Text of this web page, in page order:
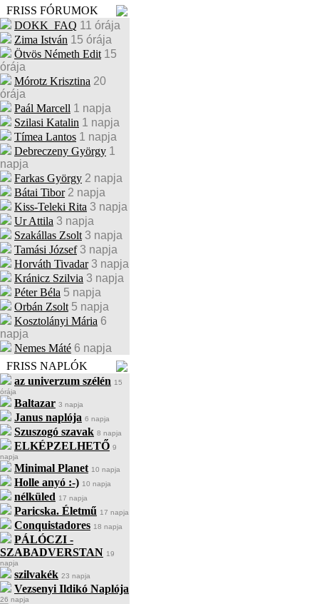
FRISS FÓRUMOK
DOKK_FAQ 11 órája
Zima István 15 órája
Ötvös Németh Edit 15
órája
Mórotz Krisztina 20
órája
Paál Marcell 1 napja
Szilasi Katalin 1 napja
Tímea Lantos 1 napja
Debreczeny György 1
napja
Farkas György 2 napja
Bátai Tibor 2 napja
Kiss-Teleki Rita 3 napja
Ur Attila 3 napja
Szakállas Zsolt 3 napja
Tamási József 3 napja
Horváth Tivadar 3 napja
Kránicz Szilvia 3 napja
Péter Béla 5 napja
Orbán Zsolt 5 napja
Kosztolányi Mária 6
napja
Nemes Máté 6 napja
FRISS NAPLÓK
az univerzum szélén 15
órája
Baltazar 3 napja
Janus naplója 6 napja
Szuszogó szavak 8 napja
ELKÉPZELHETŐ 9
napja
Minimal Planet 10 napja
Holle anyó :-) 10 napja
nélküled 17 napja
Paricska. Életmű 17 napja
Conquistadores 18 napja
PÁLÓCZI -
SZABADVERSTAN 19
napja
szilvakék 23 napja
Vezsenyi Ildikó Naplója
26 napja